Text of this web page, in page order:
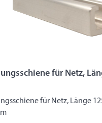
für Netz,
für Netz, Länge 1255 mm